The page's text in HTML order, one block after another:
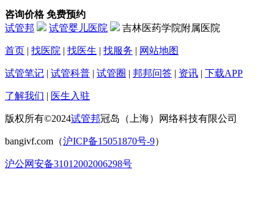
咨询价格 免费预约
试管邦
试管婴儿医院 吉林医药学院附属医院
首页 | 找医院 | 找医生 | 找服务 | 网站地图
试管笔记 | 试管科普 | 试管圈 | 邦邦问答 | 资讯 | 下载APP
了解我们 | 医生入驻
版权所有©2024试管邦冠岛（上海）网络科技有限公司
bangivf.com（沪ICP备15051870号-9）
沪公网安备31012002006298号